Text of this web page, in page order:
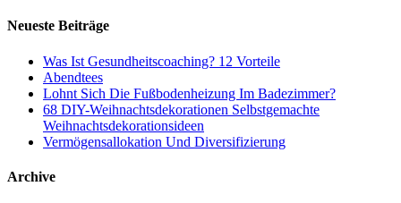
Neueste Beiträge
Was Ist Gesundheitscoaching? 12 Vorteile
Abendtees
Lohnt Sich Die Fußbodenheizung Im Badezimmer?
68 DIY-Weihnachtsdekorationen Selbstgemachte
Weihnachtsdekorationsideen
Vermögensallokation Und Diversifizierung
Archive